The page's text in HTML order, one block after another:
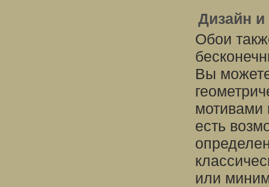
Дизайн и
Обои
Вы
мотивами
есть
или